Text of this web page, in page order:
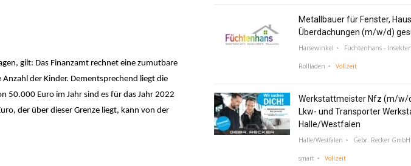
gilt: Das Finanzamt rechnet eine zumutbare
der Kinder. Dementsprechend liegt die
50.000 Euro im Jahr sind es für das Jahr 2022
der über dieser Grenze liegt, kann von der
Metallbauer für Fenster,
Überdachungen (m/w/d)
Harsewinkel Füchtenhans -
Rollladen Vollzeit
Werkstattmeister Nfz (m/w/
Lkw- und Transporter
Halle/Westfalen
Halle/Westfalen Gebr. Recker
smart Vollzeit